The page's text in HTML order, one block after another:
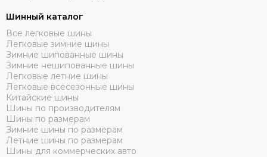
Шинный каталог
Все легковые шины
Легковые зимние шины
Зимние шипованные шины
Зимние нешипованные шины
Легковые летние шины
Легковые всесезонные шины
Китайские шины
Шины по производителям
Шины по размерам
Зимние шины по размерам
Летние шины по размерам
Шины для коммерческих авто